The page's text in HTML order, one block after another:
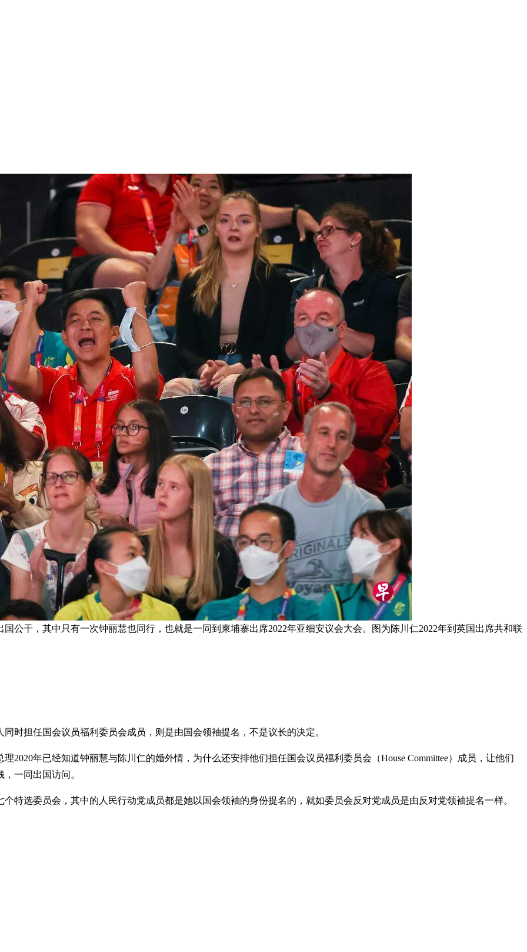
公干，其中只有一次钟丽慧也同行，也就是一同到柬埔寨出席2022年亚细安议会大会。图为陈川仁2022年到英国出席共和联
时担任国会议员福利委员会成员，则是由国会领袖提名，不是议长的决定。
2020年已经知道钟丽慧与陈川仁的婚外情，为什么还安排他们担任国会议员福利委员会（House Committee）成员，让他们
一同出国访问。
特选委员会，其中的人民行动党成员都是她以国会领袖的身份提名的，就如委员会反对党成员是由反对党领袖提名一样。